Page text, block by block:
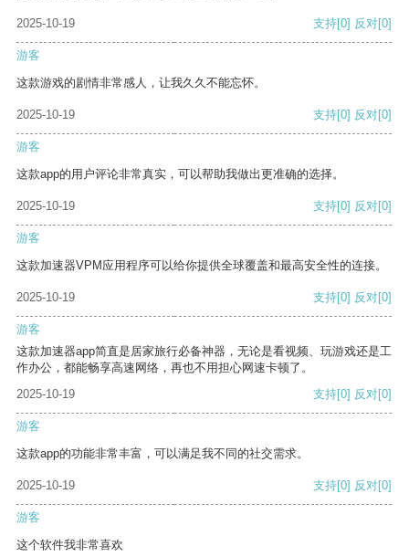
2025-10-19 支持[0] 反对[0]
游客
这款游戏的剧情非常感人，让我久久不能忘怀。
2025-10-19 支持[0] 反对[0]
游客
这款app的用户评论非常真实，可以帮助我做出更准确的选择。
2025-10-19 支持[0] 反对[0]
游客
这款加速器VPM应用程序可以给你提供全球覆盖和最高安全性的连接。
2025-10-19 支持[0] 反对[0]
游客
这款加速器app简直是居家旅行必备神器，无论是看视频、玩游戏还是工
作办公，都能畅享高速网络，再也不用担心网速卡顿了。
2025-10-19
支持[0] 反对[0]
游客
这款app的功能非常丰富，可以满足我不同的社交需求。
2025-10-19 支持[0] 反对[0]
游客
这个软件我非常喜欢